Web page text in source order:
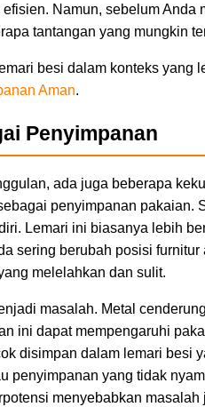
Namun, sebelum Anda
tantangan yang mungkin
besi dalam konteks yang
Aman.
Penyimpanan
ada juga beberapa
penyimpanan pakaian.
Lemari ini biasanya lebih
sering berubah posisi
melelahkan dan sulit.
masalah. Metal
ini dapat mempengaruhi
disimpan dalam lemari besi
penyimpanan yang tidak
menyebabkan